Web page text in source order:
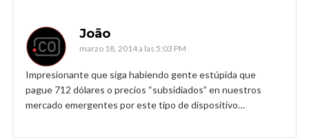
João
marzo 18, 2014 a las 5:03 PM
Impresionante que siga habiendo gente estúpida que
pague 712 dólares o precios “subsidiados” en nuestros
mercado emergentes por este tipo de dispositivo…